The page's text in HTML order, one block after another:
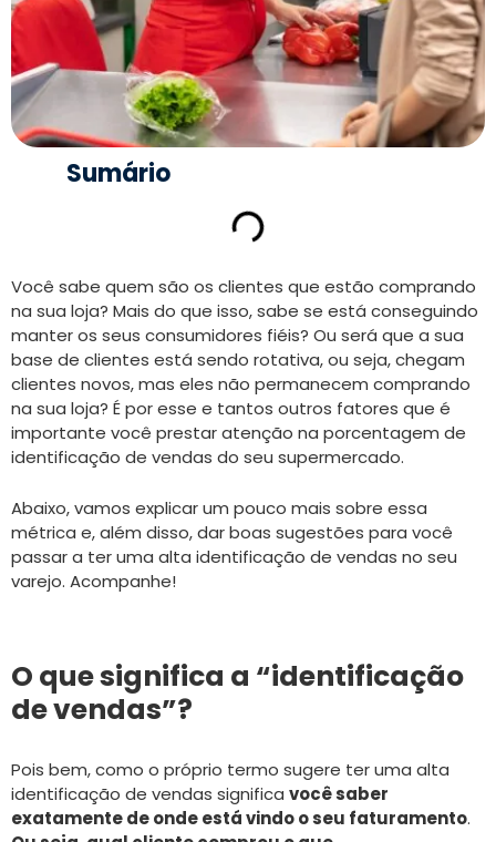
Sumário
Você sabe quem são os clientes que estão comprando
na sua loja? Mais do que isso, sabe se está conseguindo
manter os seus consumidores fiéis? Ou será que a sua
base de clientes está sendo rotativa, ou seja, chegam
clientes novos, mas eles não permanecem comprando
na sua loja? É por esse e tantos outros fatores que é
importante você prestar atenção na porcentagem de
identificação de vendas do seu supermercado.
Abaixo, vamos explicar um pouco mais sobre essa
métrica e, além disso, dar boas sugestões para você
passar a ter uma alta identificação de vendas no seu
varejo. Acompanhe!
O que significa a “identificação
de vendas”?
Pois bem, como o próprio termo sugere ter uma alta
identificação de vendas significa você saber
exatamente de onde está vindo o seu faturamento.